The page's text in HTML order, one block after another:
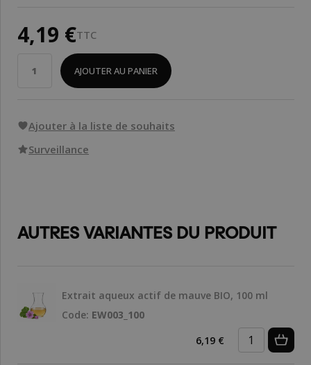
4,19 €TTC
AJOUTER AU PANIER
Ajouter à la liste de souhaits
Surveillance
AUTRES VARIANTES DU PRODUIT
Extrait aqueux actif de mauve BIO, 100 ml
Code: EW003_100
6,19 €